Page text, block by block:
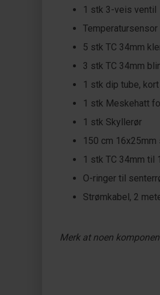
1 stk 3-veis ventil
5 stk TC 34mm
3 stk TC 34mm
1 stk dip tube,
1 stk Meskehatt
1 stk Skyllerør
150 cm
1 stk TC 34mm til
O-ringer til
Strømkabel, 2
Merk at noen